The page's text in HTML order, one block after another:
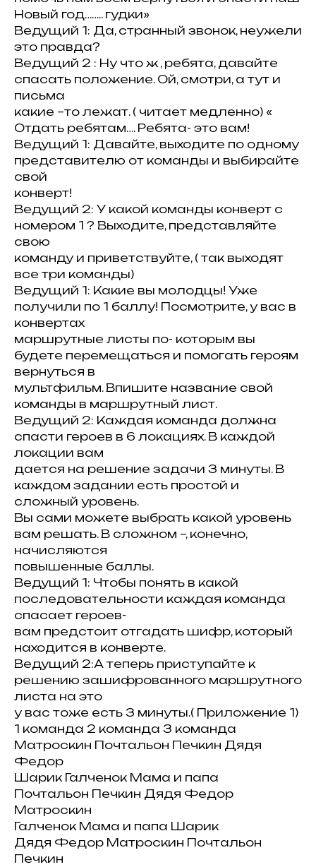
Новый год…….. гудки»
Ведущий 1: Да, странный звонок, неужели
это правда?
Ведущий 2 : Ну что ж , ребята, давайте
спасать положение. Ой, смотри, а тут и
письма
какие –то лежат. ( читает медленно) «
Отдать ребятам…. Ребята- это вам!
Ведущий 1: Давайте, выходите по одному
представителю от команды и выбирайте
свой
конверт!
Ведущий 2: У какой команды конверт с
номером 1 ? Выходите, представляйте
свою
команду и приветствуйте, ( так выходят
все три команды)
Ведущий 1: Какие вы молодцы! Уже
получили по 1 баллу! Посмотрите, у вас в
конвертах
маршрутные листы по- которым вы
будете перемещаться и помогать героям
вернуться в
мультфильм. Впишите название свой
команды в маршрутный лист.
Ведущий 2: Каждая команда должна
спасти героев в 6 локациях. В каждой
локации вам
дается на решение задачи 3 минуты. В
каждом задании есть простой и
сложный уровень.
Вы сами можете выбрать какой уровень
вам решать. В сложном –, конечно,
начисляются
повышенные баллы.
Ведущий 1: Чтобы понять в какой
последовательности каждая команда
спасает героев-
вам предстоит отгадать шифр, который
находится в конверте.
Ведущий 2:А теперь приступайте к
решению зашифрованного маршрутного
листа на это
у вас тоже есть 3 минуты.( Приложение 1)
1 команда 2 команда 3 команда
Матроскин Почтальон Печкин Дядя
Федор
Шарик Галченок Мама и папа
Почтальон Печкин Дядя Федор
Матроскин
Галченок Мама и папа Шарик
Дядя Федор Матроскин Почтальон
Печкин